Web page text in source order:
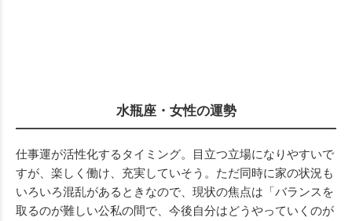
水瓶座・女性の運勢
仕事運が活性化するタイミング。目立つ立場になりやすいで
すが、楽しく働け、充実していそう。ただ同時に家の状況も
いろいろ混乱があるときなので、現状の焦点は「バランスを
取るのが難しい公私の間で、今後自分はどうやっていくのが